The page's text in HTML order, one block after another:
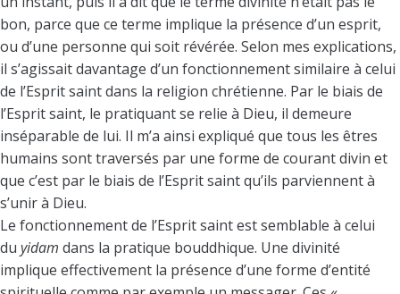
bon, parce que ce terme implique la présence d’un esprit,
ou d’une personne qui soit révérée. Selon mes explications,
il s’agissait davantage d’un fonctionnement similaire à celui
de l’Esprit saint dans la religion chrétienne. Par le biais de
l’Esprit saint, le pratiquant se relie à Dieu, il demeure
inséparable de lui. Il m’a ainsi expliqué que tous les êtres
humains sont traversés par une forme de courant divin et
que c’est par le biais de l’Esprit saint qu’ils parviennent à
s’unir à Dieu.
Le fonctionnement de l’Esprit saint est semblable à celui
du yidam dans la pratique bouddhique. Une divinité
implique effectivement la présence d’une forme d’entité